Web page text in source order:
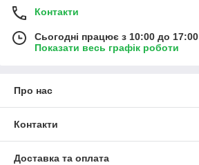
Контакти
Сьогодні працює з 10:00 до 17:00
Показати весь графік роботи
Про нас
Контакти
Доставка та оплата